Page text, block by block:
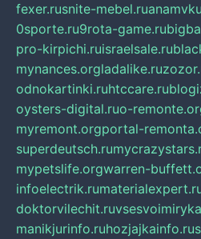
fexer.rusnite-mebel.ru
0sporte.ru9rota-game.ru
pro-kirpichi.ruisraelsale.ru
mynances.orgladalike.ru
odnokartinki.ruhtccare.ru
oysters-digital.ruo-
myremont.orgportal-
superdeutsch.ru
mypetslife.orgwarren-
infoelectrik.ru
doktorvilechit.ru
manikjurinfo.ruhozjajkainfo.ru